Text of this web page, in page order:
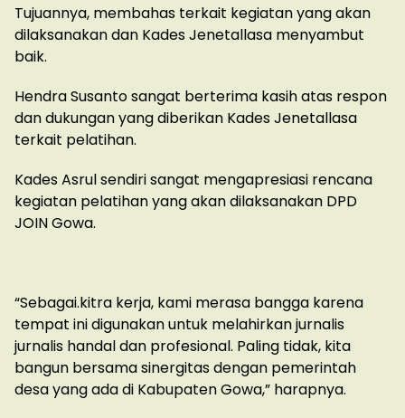
Tujuannya, membahas terkait kegiatan yang akan
dilaksanakan dan Kades Jenetallasa menyambut
baik.
Hendra Susanto sangat berterima kasih atas respon
dan dukungan yang diberikan Kades Jenetallasa
terkait pelatihan.
Kades Asrul sendiri sangat mengapresiasi rencana
kegiatan pelatihan yang akan dilaksanakan DPD
JOIN Gowa.
“Sebagai.kitra kerja, kami merasa bangga karena
tempat ini digunakan untuk melahirkan jurnalis
jurnalis handal dan profesional. Paling tidak, kita
bangun bersama sinergitas dengan pemerintah
desa yang ada di Kabupaten Gowa,” harapnya.